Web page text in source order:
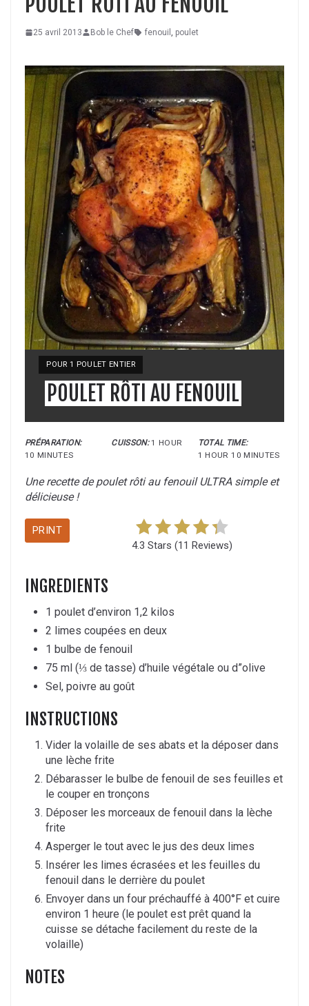
25 avril 2013 Bob le Chef fenouil , poulet
POUR 1 POULET ENTIER
POULET RÔTI AU FENOUIL
PRÉPARATION:
10 MINUTES
CUISSON: 1 HOUR
TOTAL TIME:
1 HOUR 10 MINUTES
Une recette de poulet rôti au fenouil ULTRA simple et
délicieuse !
PRINT
4.3 Stars (11 Reviews)
INGREDIENTS
1 poulet d’environ 1,2 kilos
2 limes coupées en deux
1 bulbe de fenouil
75 ml (⅓ de tasse) d’huile végétale ou d”olive
Sel, poivre au goût
INSTRUCTIONS
Vider la volaille de ses abats et la déposer dans
une lèche frite
Débarasser le bulbe de fenouil de ses feuilles et
le couper en tronçons
Déposer les morceaux de fenouil dans la lèche
frite
Asperger le tout avec le jus des deux limes
Insérer les limes écrasées et les feuilles du
fenouil dans le derrière du poulet
Envoyer dans un four préchauffé à 400°F et cuire
environ 1 heure (le poulet est prêt quand la
cuisse se détache facilement du reste de la
volaille)
NOTES